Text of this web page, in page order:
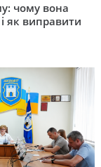
чому вона
як виправити